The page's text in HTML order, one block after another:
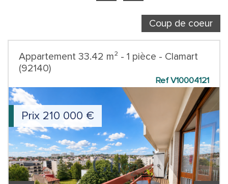
Coup de coeur
Appartement 33.42 m² - 1 pièce - Clamart
(92140)
Ref V10004121
Prix 210 000 €